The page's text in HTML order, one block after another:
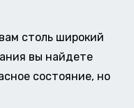
столь широкий
вы найдете
состояние, но